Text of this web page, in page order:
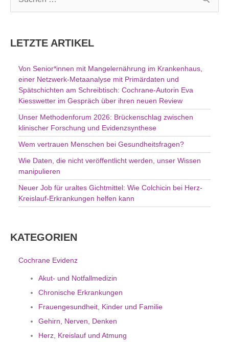
u
e
LETZTE ARTIKEL
Von Senior*innen mit Mangelernährung im Krankenhaus,
einer Netzwerk-Metaanalyse mit Primärdaten und
Spätschichten am Schreibtisch: Cochrane-Autorin Eva
Kiesswetter im Gespräch über ihren neuen Review
Unser Methodenforum 2026: Brückenschlag zwischen
klinischer Forschung und Evidenzsynthese
Wem vertrauen Menschen bei Gesundheitsfragen?
Wie Daten, die nicht veröffentlicht werden, unser Wissen
manipulieren
Neuer Job für uraltes Gichtmittel: Wie Colchicin bei Herz-
Kreislauf-Erkrankungen helfen kann
KATEGORIEN
Cochrane Evidenz
Akut- und Notfallmedizin
Chronische Erkrankungen
Frauengesundheit, Kinder und Familie
Gehirn, Nerven, Denken
Herz, Kreislauf und Atmung